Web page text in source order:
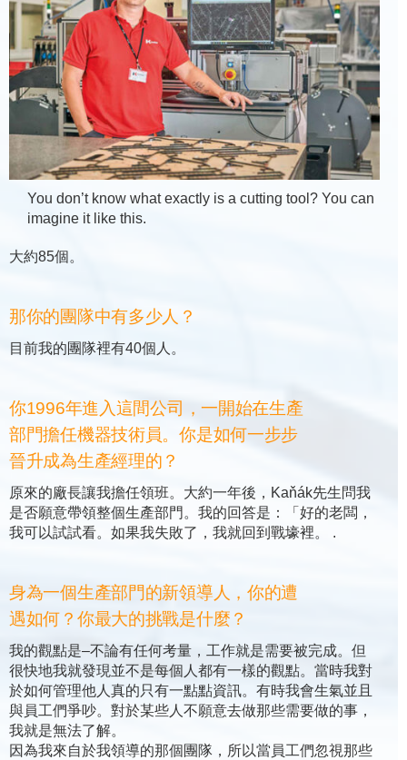
You don’t know what exactly is a cutting tool? You can
imagine it like this.
大約85個。
那你的團隊中有多少人？
目前我的團隊裡有40個人。
你1996年進入這間公司，一開始在生產
部門擔任機器技術員。你是如何一步步
晉升成為生產經理的？
原來的廠長讓我擔任領班。大約一年後，Kaňák先生問我
是否願意帶領整個生產部門。我的回答是：「好的老闆，
我可以試試看。如果我失敗了，我就回到戰壕裡。 .
身為一個生產部門的新領導人，你的遭
遇如何？你最大的挑戰是什麼？
我的觀點是–不論有任何考量，工作就是需要被完成。但
很快地我就發現並不是每個人都有一樣的觀點。當時我對
於如何管理他人真的只有一點點資訊。有時我會生氣並且
與員工們爭吵。對於某些人不願意去做那些需要做的事，
我就是無法了解。
因為我來自於我領導的那個團隊，所以當員工們忽視那些